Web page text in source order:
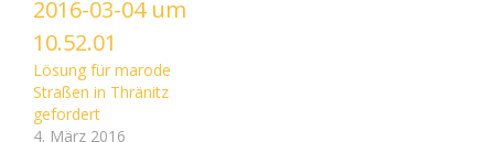
Lösung für marode
Straßen in Thränitz
gefordert
4. März 2016